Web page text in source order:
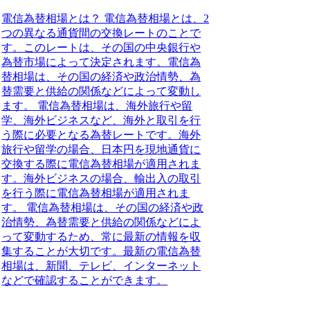
電信為替相場とは？ 電信為替相場とは、2
つの異なる通貨間の交換レートのことで
す。このレートは、その国の中央銀行や
為替市場によって決定されます。電信為
替相場は、その国の経済や政治情勢、為
替需要と供給の関係などによって変動し
ます。 電信為替相場は、海外旅行や留
学、海外ビジネスなど、海外と取引を行
う際に必要となる為替レートです。海外
旅行や留学の場合、日本円を現地通貨に
交換する際に電信為替相場が適用されま
す。海外ビジネスの場合、輸出入の取引
を行う際に電信為替相場が適用されま
す。 電信為替相場は、その国の経済や政
治情勢、為替需要と供給の関係などによ
って変動するため、常に最新の情報を収
集することが大切です。最新の電信為替
相場は、新聞、テレビ、インターネット
などで確認することができます。